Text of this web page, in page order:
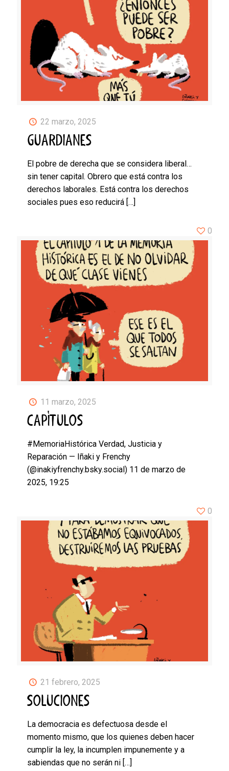
22 marzo, 2025
GUARDIANES
El pobre de derecha que se considera liberal…
sin tener capital. Obrero que está contra los
derechos laborales. Está contra los derechos
sociales pues eso reducirá […]
11 marzo, 2025
CAPÍTULOS
#MemoriaHistórica Verdad, Justicia y
Reparación — Iñaki y Frenchy
(@inakiyfrenchy.bsky.social) 11 de marzo de
2025, 19:25
0
21 febrero, 2025
SOLUCIONES
La democracia es defectuosa desde el
momento mismo, que los quienes deben hacer
cumplir la ley, la incumplen impunemente y a
sabiendas que no serán ni […]
0